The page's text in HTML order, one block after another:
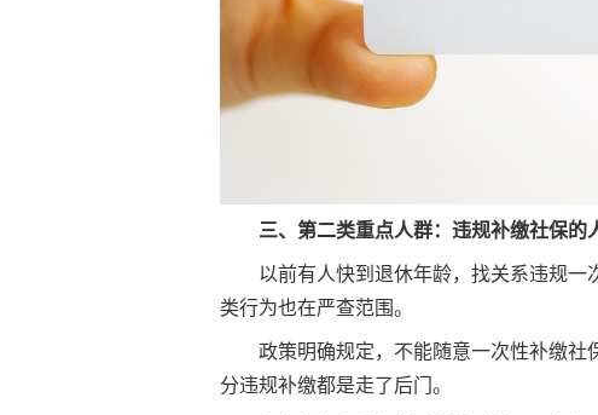
三、第二类重点人群：违规补缴社保的
以前有人快到退休年龄，找关系违规
类行为也在严查范围。
政策明确规定，不能随意一次性补缴社
分违规补缴都是走了后门。